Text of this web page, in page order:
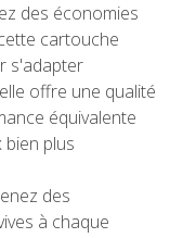
des économies
cartouche
s'adapter
offre une qualité
équivalente
plus
des
à chaque